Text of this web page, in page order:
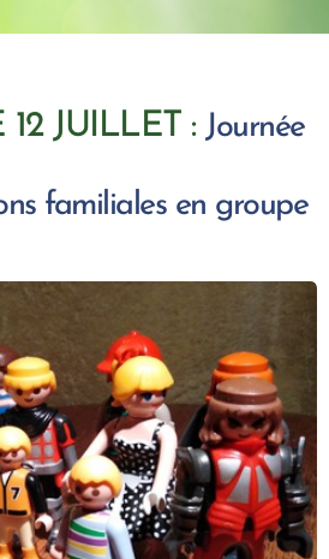
JUILLET : Journée
familiales en groupe